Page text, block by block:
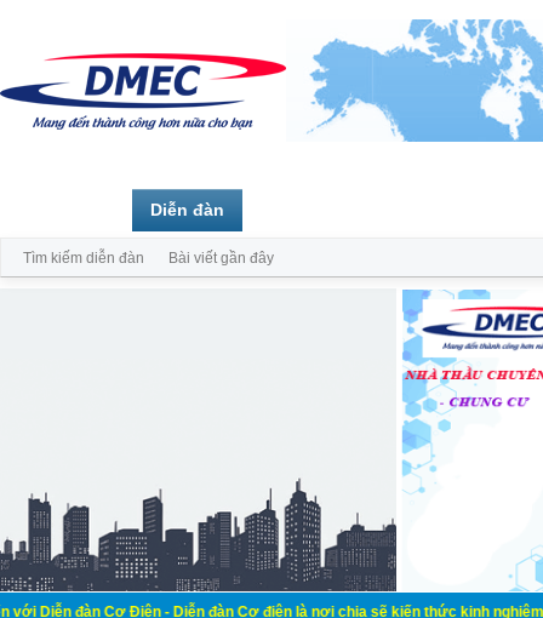
Điện - Diễn đàn Cơ điện là nơi chia sẽ kiến thức kinh nghiệm trong
Diễn đàn
Tìm kiếm diễn đàn Bài viết gần đây